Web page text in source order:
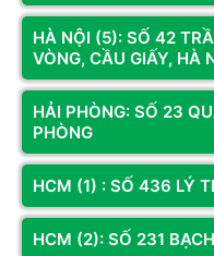
HÀ NỘI (5): SỐ 42
VÒNG, CẦU GIẤY, HÀ
HẢI PHÒNG: SỐ 23
PHÒNG
HCM (1) : SỐ 436 LÝ
HCM (2): SỐ 231